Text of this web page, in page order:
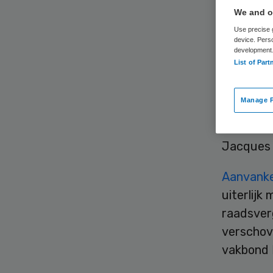
op het
Jacques
uiterlijk
vakbond
We and
Use precise
device.
development.
List of
Manage